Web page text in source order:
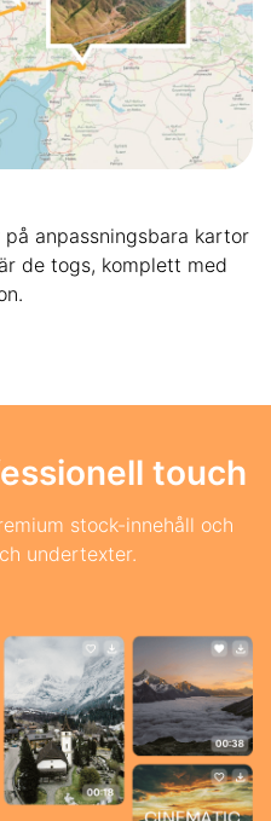
anpassningsbara kartor
de togs, komplett med
touch
stock-innehåll och
undertexter.